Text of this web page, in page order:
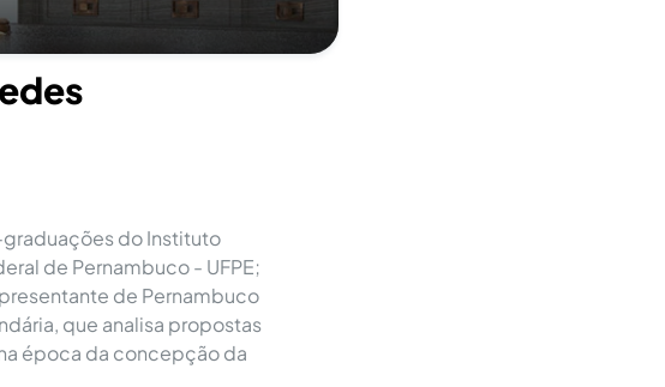
graduações do Instituto
de Pernambuco - UFPE;
de Pernambuco
que analisa propostas
época da concepção da